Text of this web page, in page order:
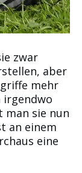
zwar
aber
mehr
irgendwo
man sie nun
an einem
eine